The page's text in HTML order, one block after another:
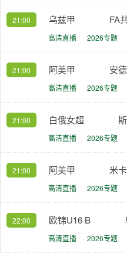
21:00 乌兹甲 FA
高清直播 2026专题
21:00 阿美甲 安
高清直播 2026专题
21:00 白俄女超
高清直播 2026专题
21:00 阿美甲 米
高清直播 2026专题
22:00 欧锦U16 B
高清直播 2026专题